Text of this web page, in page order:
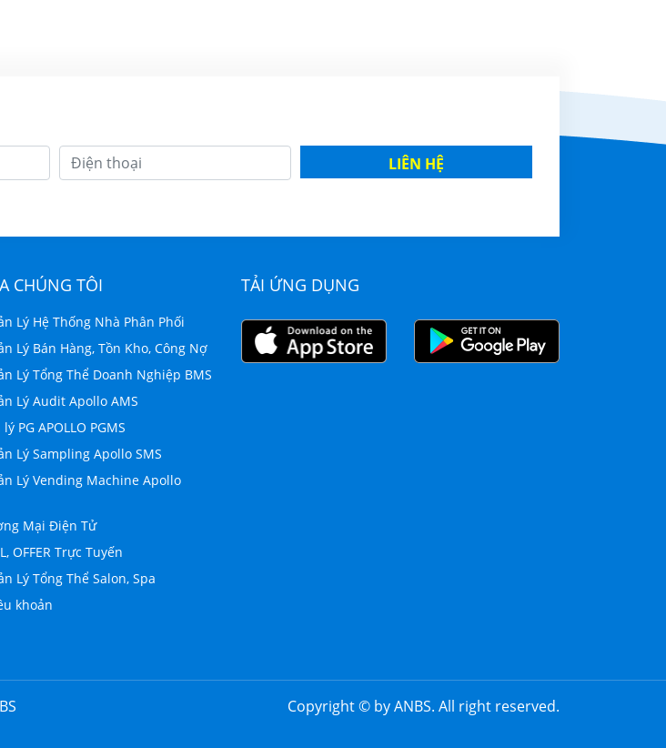
LIÊN HỆ
CHÚNG TÔI
Lý Hệ Thống Nhà Phân Phối
Lý Bán Hàng, Tồn Kho, Công Nợ
Lý Tổng Thể Doanh Nghiệp BMS
Lý Audit Apollo AMS
PG APOLLO PGMS
Lý Sampling Apollo SMS
Lý Vending Machine Apollo
Mại Điện Tử
OFFER Trực Tuyến
Lý Tổng Thể Salon, Spa
khoản
TẢI ỨNG DỤNG
Copyright © by ANBS. All right reserved.